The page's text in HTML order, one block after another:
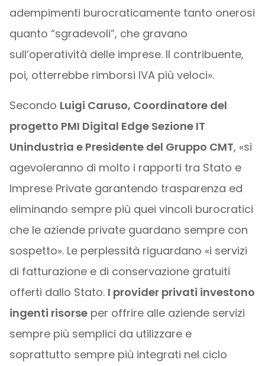
adempimenti burocraticamente tanto onerosi
quanto “sgradevoli”, che gravano
sull’operatività delle imprese. Il contribuente,
poi, otterrebbe rimborsi IVA più veloci».
Secondo Luigi Caruso, Coordinatore del
progetto PMI Digital Edge Sezione IT
Unindustria e Presidente del Gruppo CMT, «si
agevoleranno di molto i rapporti tra Stato e
Imprese Private garantendo trasparenza ed
eliminando sempre più quei vincoli burocratici
che le aziende private guardano sempre con
sospetto». Le perplessità riguardano «i servizi
di fatturazione e di conservazione gratuiti
offerti dallo Stato. I provider privati investono
ingenti risorseper offrire alle aziende servizi
sempre più semplici da utilizzare e
soprattutto sempre più integrati nel ciclo